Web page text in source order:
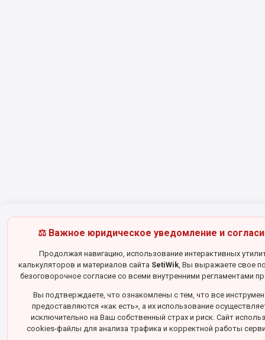
⚖️ Важное юридическое уведомление и
Продолжая навигацию, использование интерактивных
калькуляторов и материалов сайта SetiWik, Вы выражаете свое
безоговорочное согласие со всеми внутренними регламентами
Вы подтверждаете, что ознакомлены с тем, что все
предоставляются «как есть», а их использование
исключительно на Ваш собственный страх и риск. Сайт
cookies-файлы для анализа трафика и корректной работы